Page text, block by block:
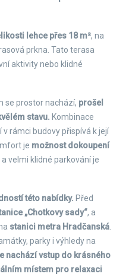
lehce přes 18 m², na
prkna. Tato terasa
aktivity nebo klidné
se prostor nachází, prošel
stavu. Kombinace
rámci budovy přispívá k její
je možnost dokoupení
a velmi klidné parkování je
této nabídky. Před
„Chotkovy sady“, a
stanici metra Hradčanská
parky i výhledy na
nachází vstup do krásného
místem pro relaxaci